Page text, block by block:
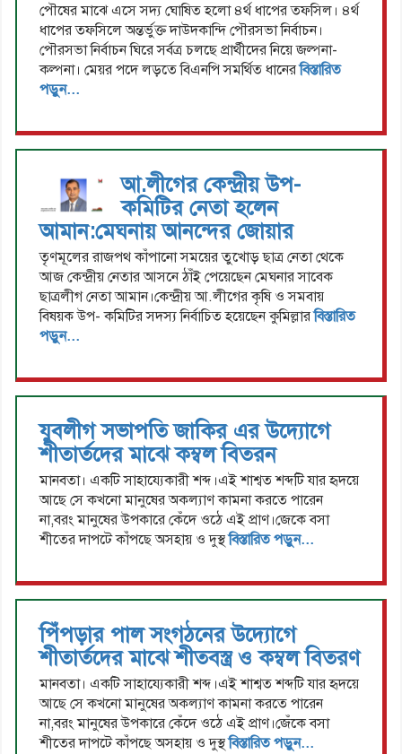
পৌষের মাঝে এসে সদ্য ঘোষিত হলো ৪র্থ ধাপের তফসিল। ৪র্থ
ধাপের তফসিলে অন্তর্ভুক্ত দাউদকান্দি পৌরসভা নির্বাচন।
পৌরসভা নির্বাচন ঘিরে সর্বত্র চলছে প্রার্থীদের নিয়ে জল্পনা-
কল্পনা। মেয়র পদে লড়তে বিএনপি সমর্থিত ধানেরবিস্তারিত
পড়ুন...
আ.লীগের কেন্দ্রীয় উপ-
কমিটির নেতা হলেন
আমান:মেঘনায় আনন্দের জোয়ার
তৃণমূলের রাজপথ কাঁপানো সময়ের তুখোড় ছাত্র নেতা থেকে
আজ কেন্দ্রীয় নেতার আসনে ঠাঁই পেয়েছেন মেঘনার সাবেক
ছাত্রলীগ নেতা আমান।কেন্দ্রীয় আ.লীগের কৃষি ও সমবায়
বিষয়ক উপ- কমিটির সদস্য নির্বাচিত হয়েছেন কুমিল্লারবিস্তারিত
পড়ুন...
যুবলীগ সভাপতি জাকির এর উদ্যোগে
শীতার্তদের মাঝে কম্বল বিতরন
মানবতা। একটি সাহায্যেকারী শব্দ।এই শাশ্বত শব্দটি যার হৃদয়ে
আছে সে কখনো মানুষের অকল্যাণ কামনা করতে পারেন
না,বরং মানুষের উপকারে কেঁদে ওঠে এই প্রাণ।জেকে বসা
শীতের দাপটে কাঁপছে অসহায় ও দুস্থবিস্তারিত পড়ুন...
পিঁপড়ার পাল সংগঠনের উদ্যোগে
শীতার্তদের মাঝে শীতবস্ত্র ও কম্বল বিতরণ
মানবতা। একটি সাহায্যেকারী শব্দ।এই শাশ্বত শব্দটি যার হৃদয়ে
আছে সে কখনো মানুষের অকল্যাণ কামনা করতে পারেন
না,বরং মানুষের উপকারে কেঁদে ওঠে এই প্রাণ।জেঁকে বসা
শীতের দাপটে কাঁপছে অসহায় ও দুস্থবিস্তারিত পড়ুন...